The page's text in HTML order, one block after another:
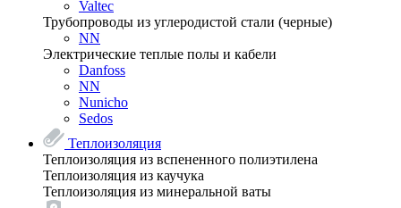
Valtec
Трубопроводы из углеродистой стали (черные)
NN
Электрические теплые полы и кабели
Danfoss
NN
Nunicho
Sedos
Теплоизоляция
Теплоизоляция из вспененного полиэтилена
Теплоизоляция из каучука
Теплоизоляция из минеральной ваты